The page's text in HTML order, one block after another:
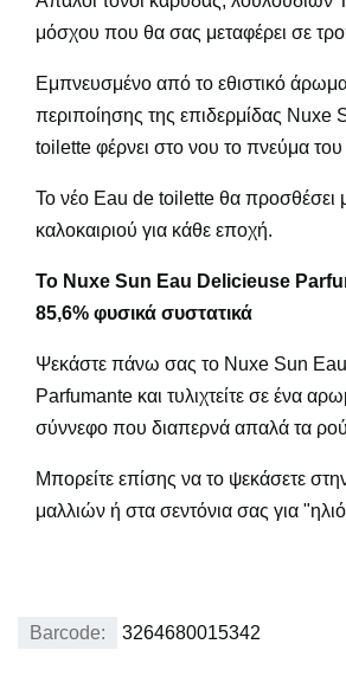
μόσχου που θα σας μεταφέρει σε
Εμπνευσμένο από το εθιστικό
περιποίησης της επιδερμίδας Nuxe
toilette φέρνει στο νου το πνεύμα του
Το νέο Eau de toilette θα προσθέσει
καλοκαιριού για κάθε εποχή.
Το Nuxe Sun Eau Delicieuse
85,6% φυσικά συστατικά
Ψεκάστε πάνω σας το Nuxe Sun
Parfumante και τυλιχτείτε σε ένα
σύννεφο που διαπερνά απαλά τα
Μπορείτε επίσης να το ψεκάσετε
μαλλιών ή στα σεντόνια σας για
Barcode: 3264680015342